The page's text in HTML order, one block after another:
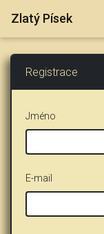
Zlatý Písek
Registrace
Jméno
E-mail